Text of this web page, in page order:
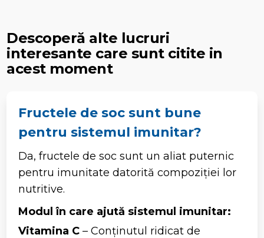
Descoperă alte lucruri
interesante care sunt citite in
acest moment
Fructele de soc sunt bune
pentru sistemul imunitar?
Da, fructele de soc sunt un aliat puternic
pentru imunitate datorită compoziției lor
nutritive.
Modul în care ajută sistemul imunitar:
Vitamina C – Conținutul ridicat de